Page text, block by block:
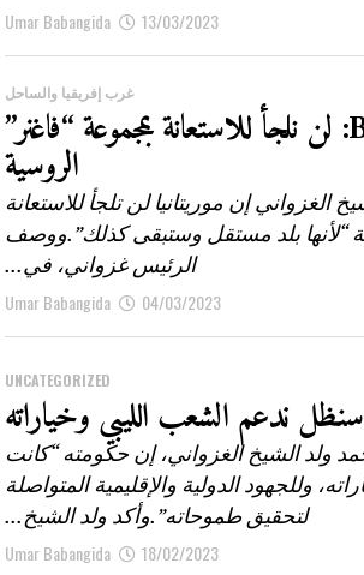
Umar Babangida 13/03/2023
غرب إفريقيا والساحل
الرئيس الموريتاني لقناة BBC: لن نلجأ للاستعانة بمجموعة “فاغنر”
الروسية
الغزواني إن موريتانيا لن تلجأ للاستعانة
“لأنها بلد مستقل وستبقى كذلك”.ووصف
الرئيس غزواني، في...
Umar Babangida 04/03/2023
UNCATEGORIZED
سنظل ندعم الشعب الليبي وخياراته
ولد الشيخ الغزواني، إن حكومته “كانت
وللجهود الدولية والإقليمية المتواصلة
لتحقيق طموحاته”.وأكد ولد الشيخ...
Umar Babangida 18/02/2023